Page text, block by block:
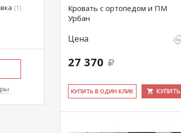
Кровать с ортопедом и ПМ
Урбан
Цена
27 370
КУ­ПИТЬ В ОДИН КЛИК КУПИТЬ
(1)